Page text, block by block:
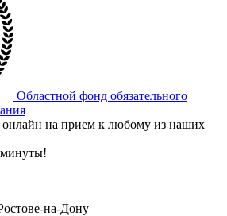
Областной фонд обязательного
онлайн на прием к любому из наших
минуты!
на-Дону